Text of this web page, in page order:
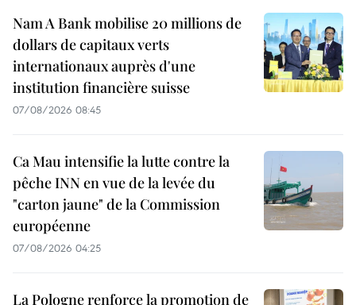
Nam A Bank mobilise 20 millions de
dollars de capitaux verts
internationaux auprès d'une
institution financière suisse
07/08/2026 08:45
Ca Mau intensifie la lutte contre la
pêche INN en vue de la levée du
"carton jaune" de la Commission
européenne
07/08/2026 04:25
La Pologne renforce la promotion de